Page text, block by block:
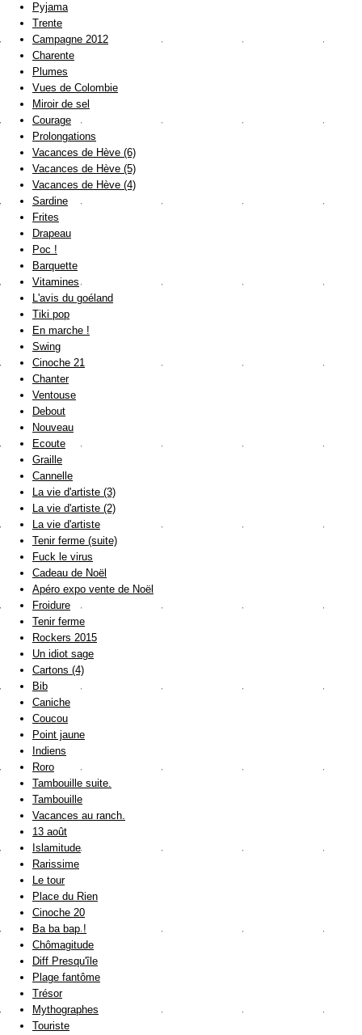
Pyjama
Trente
Campagne 2012
Charente
Plumes
Vues de Colombie
Miroir de sel
Courage
Prolongations
Vacances de Hève (6)
Vacances de Hève (5)
Vacances de Hève (4)
Sardine
Frites
Drapeau
Poc !
Barquette
Vitamines
L'avis du goéland
Tiki pop
En marche !
Swing
Cinoche 21
Chanter
Ventouse
Debout
Nouveau
Ecoute
Graille
Cannelle
La vie d'artiste (3)
La vie d'artiste (2)
La vie d'artiste
Tenir ferme (suite)
Fuck le virus
Cadeau de Noël
Apéro expo vente de Noël
Froidure
Tenir ferme
Rockers 2015
Un idiot sage
Cartons (4)
Bib
Caniche
Coucou
Point jaune
Indiens
Roro
Tambouille suite.
Tambouille
Vacances au ranch.
13 août
Islamitude
Rarissime
Le tour
Place du Rien
Cinoche 20
Ba ba bap !
Chômagitude
Diff Presqu'île
Plage fantôme
Trésor
Mythographes
Touriste